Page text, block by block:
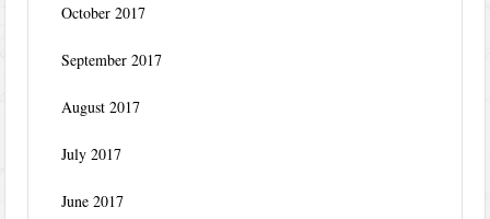
October 2017
September 2017
August 2017
July 2017
June 2017